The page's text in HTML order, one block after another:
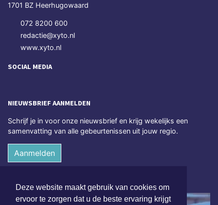
Deze website maakt gebruik van cookies om
ervoor te zorgen dat u de beste ervaring krijgt
1701 BZ Heerhugowaard
072 8200 600
redactie@xyto.nl
www.xyto.nl
SOCIAL MEDIA
NIEUWSBRIEF AANMELDEN
Schrijf je in voor onze nieuwsbrief en krijg wekelijks een
samenvatting van alle gebeurtenissen uit jouw regio.
Aanmelden